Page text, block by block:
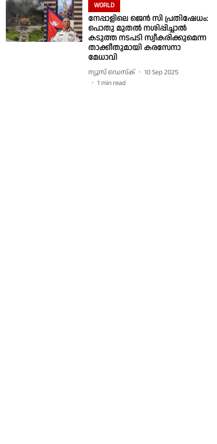
WORLD
നേപ്പാളിലെ ജെൻ സി പ്രതിഷേധം:
പൊതു മുതൽ നശിപ്പിച്ചാൽ
കടുത്ത നടപടി സ്വീകരിക്കുമെന്ന
താക്കീതുമായി കരസേനാ
മേധാവി
ന്യൂസ് ഡെസ്ക്
10 Sep 2025
1 min read